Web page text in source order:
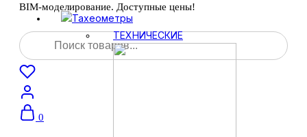
BIM-моделирование. Доступные цены!
Поиск
товаров
0
Тахеометры
ТЕХНИЧЕСКИЕ